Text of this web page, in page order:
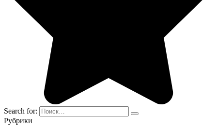
Search for:
Рубрики